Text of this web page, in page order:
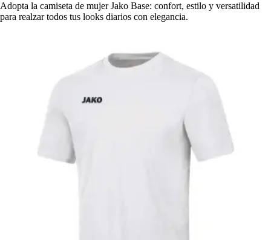
Adopta la camiseta de mujer Jako Base: confort, estilo y versatilidad
para realzar todos tus looks diarios con elegancia.